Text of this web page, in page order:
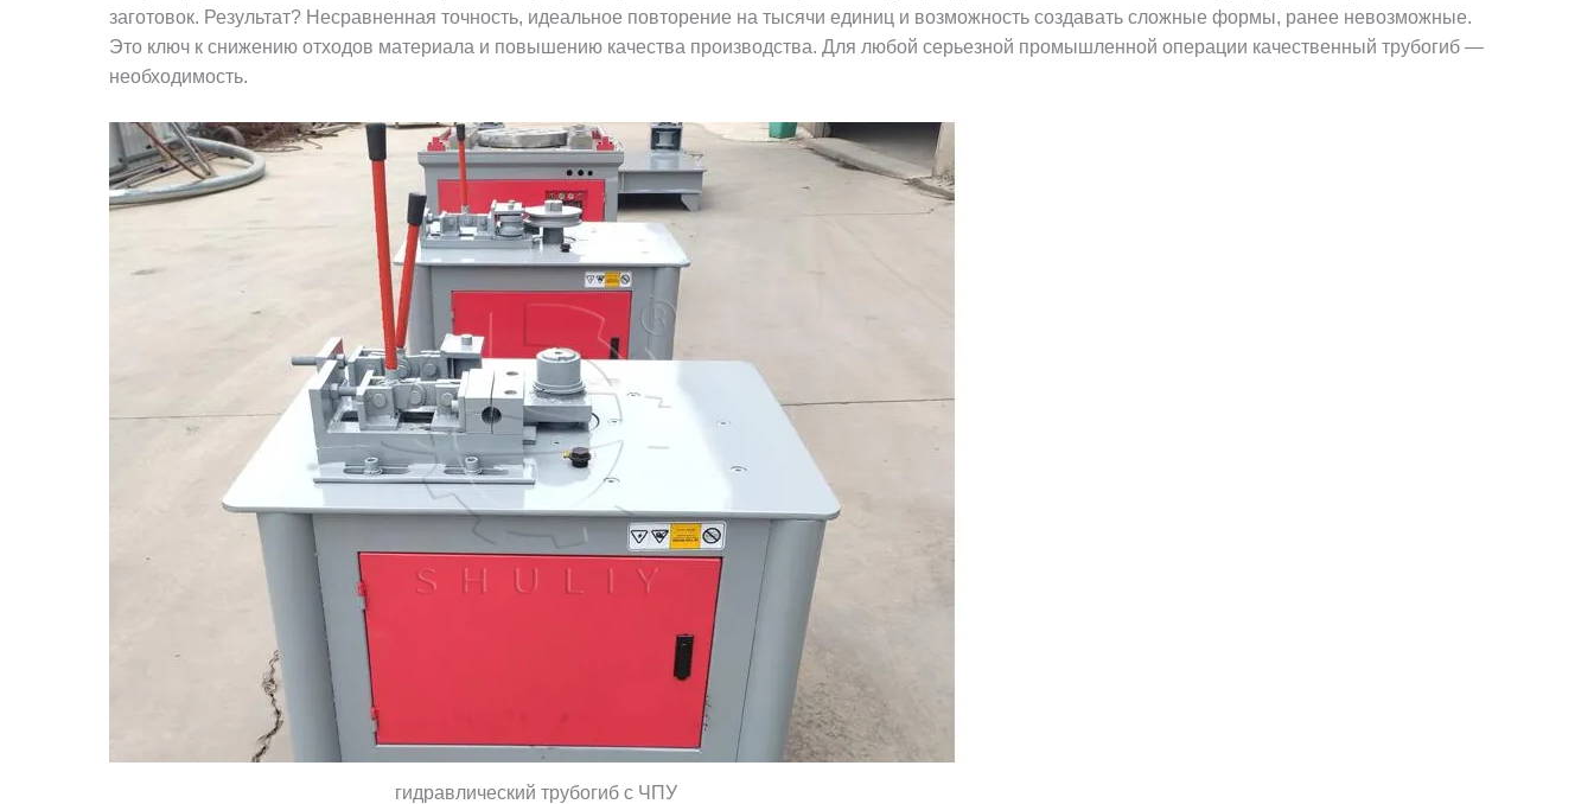
заготовок. Результат? Несравненная точность, идеальное повторение на тысячи единиц и возможность создавать сложные формы, ранее невозможные.
Это ключ к снижению отходов материала и повышению качества производства. Для любой серьезной промышленной операции качественный трубогиб —
необходимость.
гидравлический трубогиб с ЧПУ